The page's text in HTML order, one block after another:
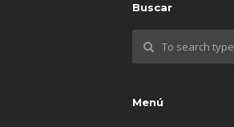
Buscar
Menú